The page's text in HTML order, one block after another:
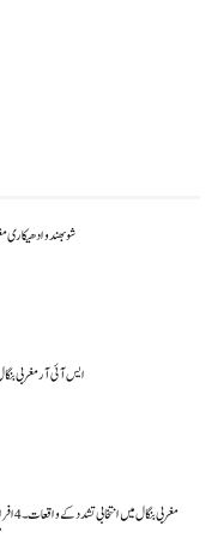
شوبھندو ادھیکاری
ایس آئی آر مغربی
مغربی